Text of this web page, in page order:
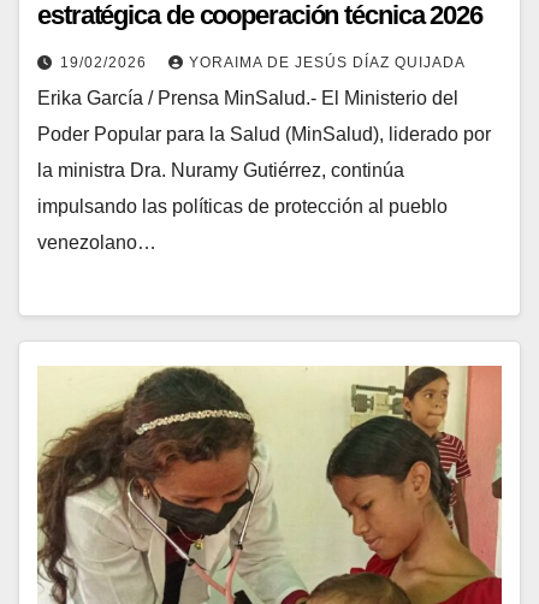
estratégica de cooperación técnica 2026
con la OPS y OMS
19/02/2026 YORAIMA DE JESÚS DÍAZ QUIJADA
Erika García / Prensa MinSalud.- El Ministerio del
Poder Popular para la Salud (MinSalud), liderado por
la ministra Dra. Nuramy Gutiérrez, continúa
impulsando las políticas de protección al pueblo
venezolano…